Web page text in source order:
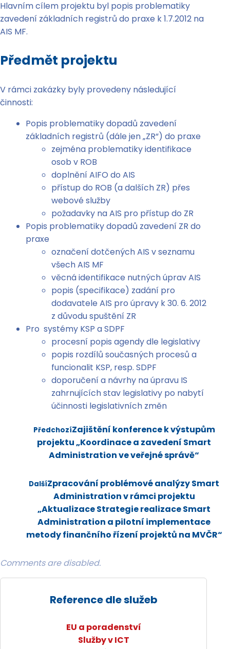
Hlavním cílem projektu byl popis problematiky
zavedení základních registrů do praxe k 1.7.2012 na
AIS MF.
Předmět projektu
V rámci zakázky byly provedeny následující
činnosti:
Popis problematiky dopadů zavedení
základních registrů (dále jen „ZR“) do praxe
zejména problematiky identifikace
osob v ROB
doplnění AIFO do AIS
přístup do ROB (a dalších ZR) přes
webové služby
požadavky na AIS pro přístup do ZR
Popis problematiky dopadů zavedení ZR do
praxe
označení dotčených AIS v seznamu
všech AIS MF
věcná identifikace nutných úprav AIS
popis (specifikace) zadání pro
dodavatele AIS pro úpravy k 30. 6. 2012
z důvodu spuštění ZR
Pro systémy KSP a SDPF
procesní popis agendy dle legislativy
popis rozdílů současných procesů a
funcionalit KSP, resp. SDPF
doporučení a návrhy na úpravu IS
zahrnujících stav legislativy po nabytí
účinnosti legislativních změn
PředchozíZajištění konference k výstupům
projektu „Koordinace a zavedení Smart
Administration ve veřejné správě“
DalšíZpracování problémové analýzy Smart
Administration v rámci projektu
„Aktualizace Strategie realizace Smart
Administration a pilotní implementace
metody finančního řízení projektů na MVČR“
Comments are disabled.
Reference dle služeb
EU a poradenství
Služby v ICT